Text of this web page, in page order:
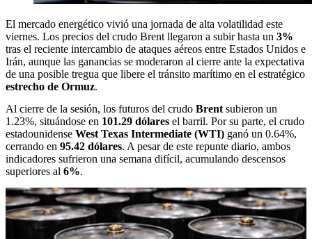
El mercado energético vivió una jornada de alta volatilidad este
viernes. Los precios del crudo Brent llegaron a subir hasta un 3%
tras el reciente intercambio de ataques aéreos entre Estados Unidos e
Irán, aunque las ganancias se moderaron al cierre ante la expectativa
de una posible tregua que libere el tránsito marítimo en el estratégico
estrecho de Ormuz.
Al cierre de la sesión, los futuros del crudo Brent subieron un
1.23%, situándose en 101.29 dólares el barril. Por su parte, el crudo
estadounidense West Texas Intermediate (WTI) ganó un 0.64%,
cerrando en 95.42 dólares. A pesar de este repunte diario, ambos
indicadores sufrieron una semana difícil, acumulando descensos
superiores al 6%.